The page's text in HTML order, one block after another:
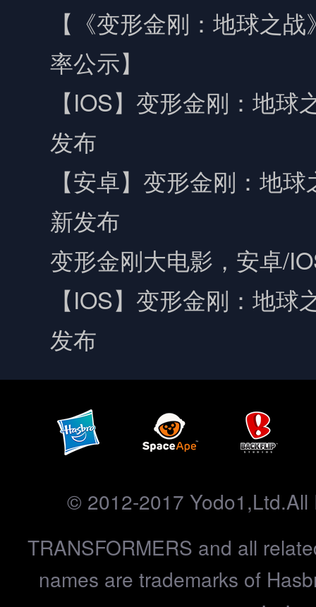
【《变形金刚：地球之
率公示】
【IOS】变形金刚：地球
发布
【安卓】变形金刚：地
新发布
变形金刚大电影，安卓/
【IOS】变形金刚：地球
发布
© 2012-2017 Yodo1,Ltd.All
TRANSFORMERS and all
names are trademarks of